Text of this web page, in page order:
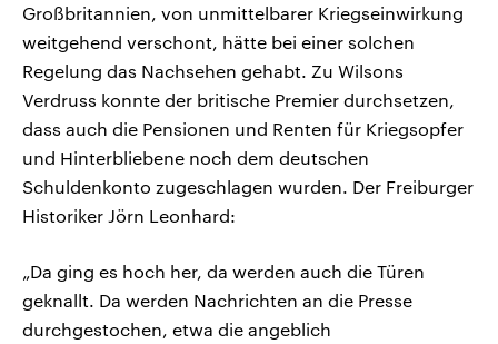
Großbritannien, von unmittelbarer Kriegseinwirkung
weitgehend verschont, hätte bei einer solchen
Regelung das Nachsehen gehabt. Zu Wilsons
Verdruss konnte der britische Premier durchsetzen,
dass auch die Pensionen und Renten für Kriegsopfer
und Hinterbliebene noch dem deutschen
Schuldenkonto zugeschlagen wurden. Der Freiburger
Historiker Jörn Leonhard:
„Da ging es hoch her, da werden auch die Türen
geknallt. Da werden Nachrichten an die Presse
durchgestochen, etwa die angeblich